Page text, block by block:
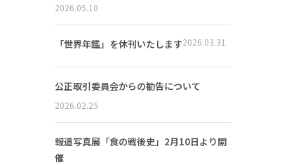
2026.05.10
「世界年鑑」を休刊いたします2026.03.31
公正取引委員会からの勧告について
2026.02.25
報道写真展「食の戦後史」2月10日より開
催